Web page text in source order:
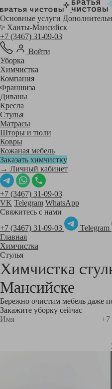
Основные услуги
Ханты-Мансийск
+7 (3467) 31-09-03
Войти
Уборка
Химчистка
Компания
Франшиза
Диваны
Кресла
Стулья
Матрасы
Шторы и тюли
Ковры
Кожаная мебель
Заказать химчистку
→ Личный кабинет
+7 (3467) 31-09-03
VK Telegram WhatsApp
Свяжитесь с нами
+7 (3467) 31-09-03
Telegram
Главная
Химчистка
Стулья
Химчистка
Мансийске
Бережно очистим мебель даже
Закажите уборку сейчас